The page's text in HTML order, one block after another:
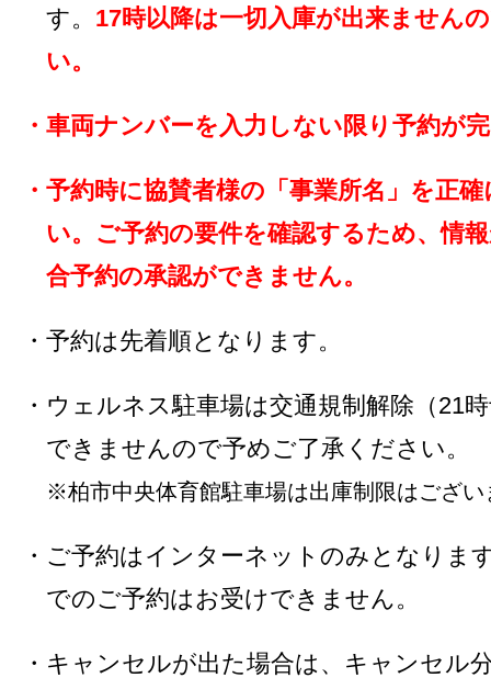
す。 17時以降は一切入庫が出来ません
い。
・車両ナンバーを入力しない限り予約が
・予約時に協賛者様の「事業所名」を正
い。ご予約の要件を確認するため、情
合予約の承認ができません。
・予約は先着順となります。
・ウェルネス駐車場は交通規制解除（21
できませんので予めご了承ください。
※柏市中央体育館駐車場は出庫制限はござい
・ご予約はインターネットのみとなりま
でのご予約はお受けできません。
・キャンセルが出た場合は、キャンセル